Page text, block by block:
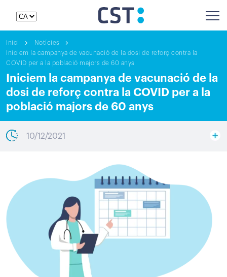
Inici
Notícies
Iniciem la campanya de vacunació de la dosi de reforç contra la
COVID per a la població majors de 60 anys
Iniciem la campanya de vacunació de la
dosi de reforç contra la COVID per a la
població majors de 60 anys
10/12/2021